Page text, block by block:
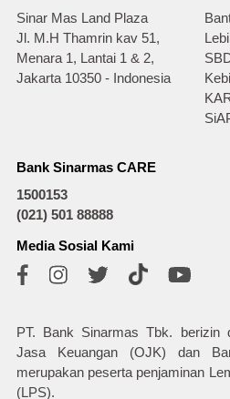
Sinar Mas Land Plaza
Jl. M.H Thamrin kav 51,
Menara 1, Lantai 1 & 2,
Jakarta 10350 - Indonesia
Bank Sinarmas CARE
1500153
(021) 501 88888
Media Sosial Kami
PT. Bank Sinarmas Tbk. berizin
Jasa Keuangan (OJK) dan
merupakan peserta penjaminan
(LPS).